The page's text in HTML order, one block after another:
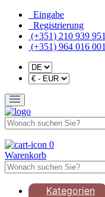
Eingabe
Registrierung
(+351) 210 939 951
(+351) 964 016 001
0
Warenkorb
Kategorien